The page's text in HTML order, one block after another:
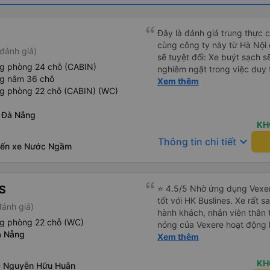
giá)
phòng 24 chỗ (CABIN)
nằm 36 chỗ
phòng 22 chỗ (CABIN) (WC)
Nẵng
xe Nước Ngầm
Đây là đánh giá trung thực
cùng công ty này từ Hà
sẽ tuyệt đối: Xe buýt sạch
nghiêm ngặt trong việc
phép ăn trên xe. Đây là lần
trên xe hoạt động hoàn
sạc: Có sẵn cổng sạc USB
tiên tôi thấy. • Môi trường
bật đèn không cần thiết
mọi người. Điểm chưa tốt: •
chót: Vài giờ trước khi khởi
điểm đón đã được thay đổi
khoảng 30 phút. Tuy
VND, tôi thấy công bằng. •
mức không thể chịu nổi. •
Xem thêm
Thông tin chi tiết keyboard_arrow_down
giá)
phòng 22 chỗ (WC)
Nẵng
Hữu Huân
⭐ 4.5/5 Nhờ ứng dụng
tốt với HK Buslines. Xe rất
hành khách, nhân viên
nóng của Vexere hoạt
với khách hàng. Nhược
quay lại, điều này có thể
Xem thêm